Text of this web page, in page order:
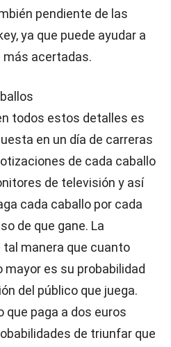
pendiente de las
ya que puede ayudar a
más acertadas.
todos estos detalles es
en un día de carreras
de cada caballo
de televisión y así
cada caballo por cada
de que gane. La
manera que cuanto
mayor es su probabilidad
del público que juega.
que paga a dos euros
de triunfar que